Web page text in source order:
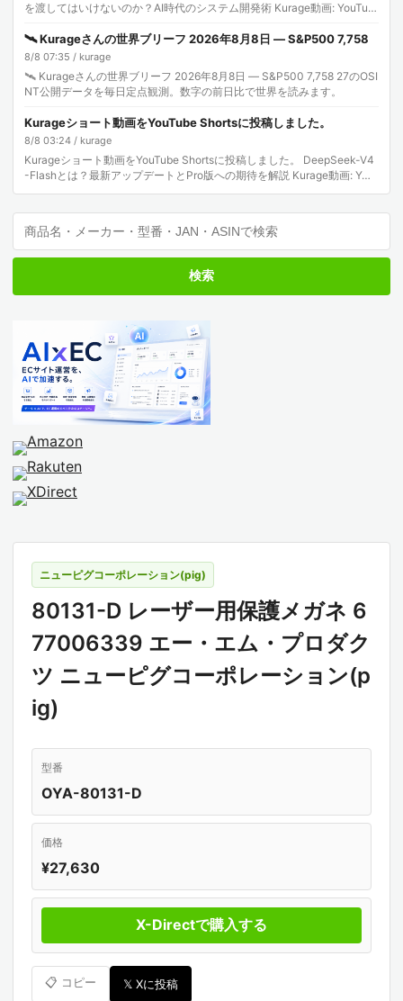
を渡してはいけないのか？AI時代のシステム開発術 Kurage動画: YouTub
🛰️ Kurageさんの世界ブリーフ 2026年8月8日 — S&P500 7,758
8/8 07:35 / kurage
🛰️ Kurageさんの世界ブリーフ 2026年8月8日 — S&P500 7,758 27のOSI
NT公開データを毎日定点観測。数字の前日比で世界を読みます。
Kurageショート動画をYouTube Shortsに投稿しました。
8/8 03:24 / kurage
Kurageショート動画をYouTube Shortsに投稿しました。 DeepSeek-V4
-Flashとは？最新アップデートとPro版への期待を解説 Kurage動画: Y…
検索
ニューピグコーポレーション(pig)
80131-D レーザー用保護メガネ 6
77006339 エー・エム・プロダク
ツ ニューピグコーポレーション(p
ig)
型番
OYA-80131-D
価格
¥27,630
X-Directで購入する
📋 コピー 𝕏 Xに投稿